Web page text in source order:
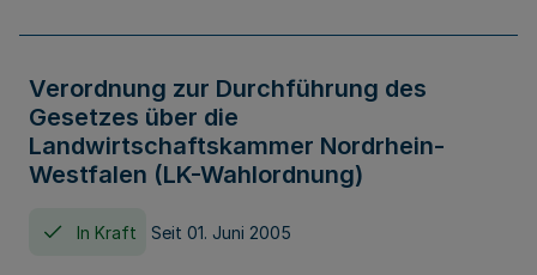
Verordnung zur Durchführung des
Gesetzes über die
Landwirtschaftskammer Nordrhein-
Westfalen (LK-Wahlordnung)
In Kraft Seit 01. Juni 2005